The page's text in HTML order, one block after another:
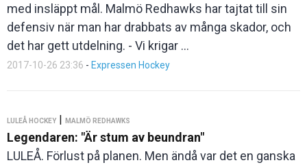
med insläppt mål. Malmö Redhawks har tajtat till sin
defensiv när man har drabbats av många skador, och
det har gett utdelning. - Vi krigar ...
2017-10-26 23:36 - Expressen Hockey
LULEÅ HOCKEY | MALMÖ REDHAWKS
Legendaren: "Är stum av beundran"
LULEÅ. Förlust på planen. Men ändå var det en ganska